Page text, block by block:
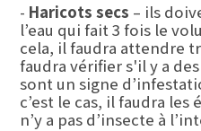
- Haricots secs – ils
l’eau qui fait 3 fois le
cela, il faudra attendre
faudra vérifier s'il y a
sont un signe
c’est le cas, il faudra
n’y a pas d’insecte à